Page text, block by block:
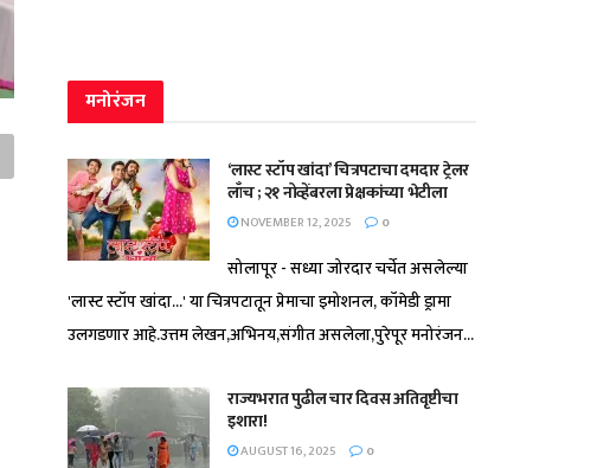
मनोरंजन
‘लास्ट स्टॉप खांदा’ चित्रपटाचा दमदार ट्रेलर
लाँच ; २१ नोव्हेंबरला प्रेक्षकांच्या भेटीला
NOVEMBER 12, 2025 0
सोलापूर - सध्या जोरदार चर्चेत असलेल्या
'लास्ट स्टॉप खांदा...' या चित्रपटातून प्रेमाचा इमोशनल, कॉमेडी ड्रामा
उलगडणार आहे.उत्तम लेखन,अभिनय,संगीत असलेला,पुरेपूर मनोरंजन...
राज्यभरात पुढील चार दिवस अतिवृष्टीचा
इशारा!
AUGUST 16, 2025 0